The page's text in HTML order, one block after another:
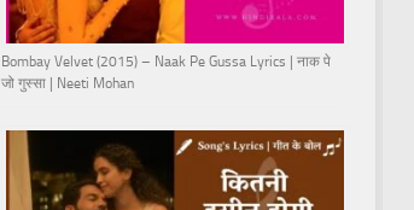
Bombay Velvet (2015) – Naak Pe Gussa Lyrics | नाक पे
जो गुस्सा | Neeti Mohan